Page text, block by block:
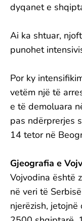
dyqanet e
Ai ka shtuar,
punohet
Por ky
vetëm një të
e të demoluara
pas ndërprerjes
14 tetor në
Gjeografia e
Vojvodina është
në veri të
njerëzish,